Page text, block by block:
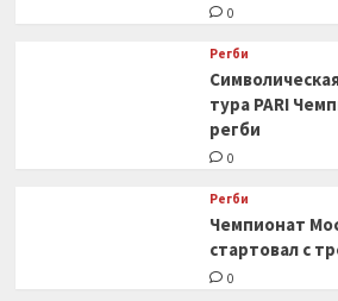
0
Регби
тура PARI
регби
0
Регби
Чемпионат
стартовал с
0